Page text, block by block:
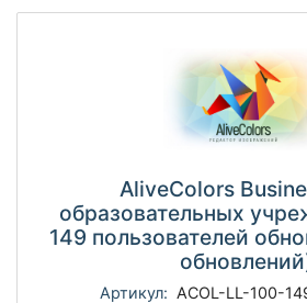
AliveColors
образовательных
149 пользователей
Артикул: ACOL-LL-100-